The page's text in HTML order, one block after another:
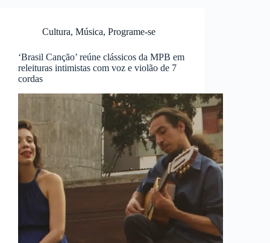
Cultura, Música, Programe-se
‘Brasil Canção’ reúne clássicos da MPB em
releituras intimistas com voz e violão de 7
cordas